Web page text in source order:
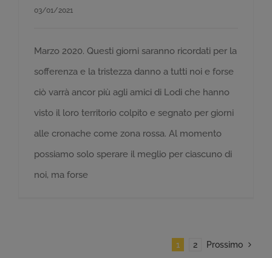
03/01/2021
Marzo 2020. Questi giorni saranno ricordati per la
sofferenza e la tristezza danno a tutti noi e forse
ciò varrà ancor più agli amici di Lodi che hanno
visto il loro territorio colpito e segnato per giorni
alle cronache come zona rossa. Al momento
possiamo solo sperare il meglio per ciascuno di
noi, ma forse
1 2 Prossimo